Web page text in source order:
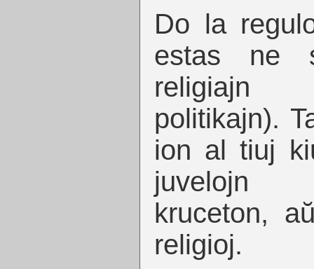
Do la
estas ne
religiajn
politikajn).
ion al tiuj
juvelojn
kruceton,
religioj.